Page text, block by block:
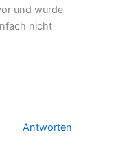
und wurde
nicht
Antworten